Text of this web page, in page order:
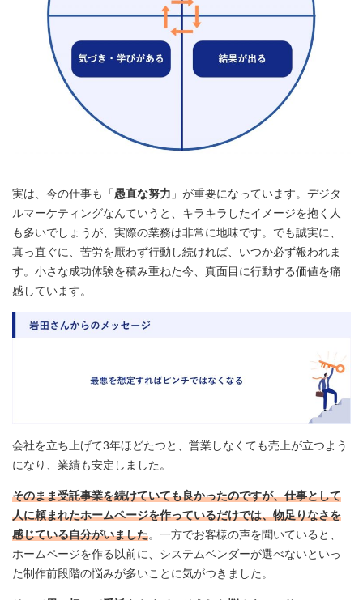
実は、今の仕事も「愚直な努力 」が重要になっています。デジタ
ルマーケティングなんていうと、キラキラしたイメージを抱く人
も多いでしょうが、実際の業務は非常に地味です。でも誠実に、
真っ直ぐに、苦労を厭わず行動し続ければ、いつか必ず報われま
す。小さな成功体験を積み重ねた今、真面目に行動する価値を痛
感しています。
会社を立ち上げて3年ほどたつと、営業しなくても売上が立つよう
になり、業績も安定しました。
そのまま受託事業を続けていても良かったのですが、仕事として
人に頼まれたホームページを作っているだけでは、物足りなさを
感じている自分がいました。一方でお客様の声を聞いていると、
ホームページを作る以前に、システムベンダーが選べないといっ
た制作前段階の悩みが多いことに気がつきました。